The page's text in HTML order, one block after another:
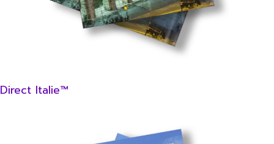
Direct Italie™